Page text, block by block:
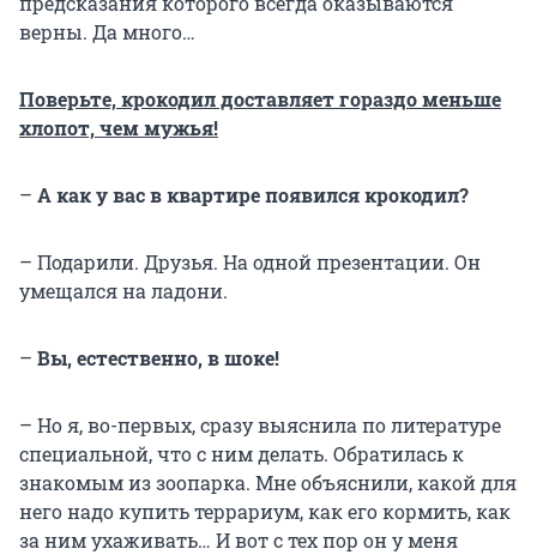
верны. Да много…
Поверьте, крокодил доставляет гораздо меньше
хлопот, чем мужья!
– А как у вас в квартире появился крокодил?
– Подарили. Друзья. На одной презентации. Он
умещался на ладони.
– Вы, естественно, в шоке!
– Но я, во-первых, сразу выяснила по литературе
специальной, что с ним делать. Обратилась к
знакомым из зоопарка. Мне объяснили, какой для
него надо купить террариум, как его кормить, как
за ним ухаживать… И вот с тех пор он у меня